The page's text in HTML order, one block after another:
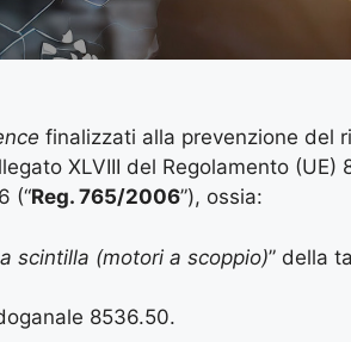
finalizzati alla prevenzione del
XLVIII del Regolamento (UE)
(“Reg. 765/2006”), ossia:
scintilla (motori a scoppio)” della
8536.50.